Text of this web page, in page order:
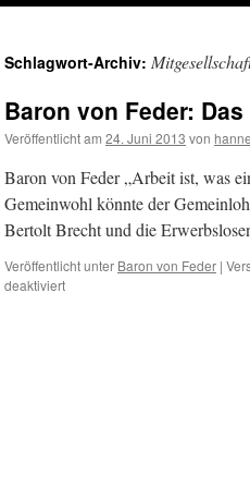
Schlagwort-Archiv:
Baron von Feder:
Veröffentlicht am 24. Juni 2013 von
Baron von Feder „Arbeit ist, was
Gemeinwohl könnte der
Bertolt Brecht und die
Veröffentlicht unter Baron von Feder |
deaktiviertfür